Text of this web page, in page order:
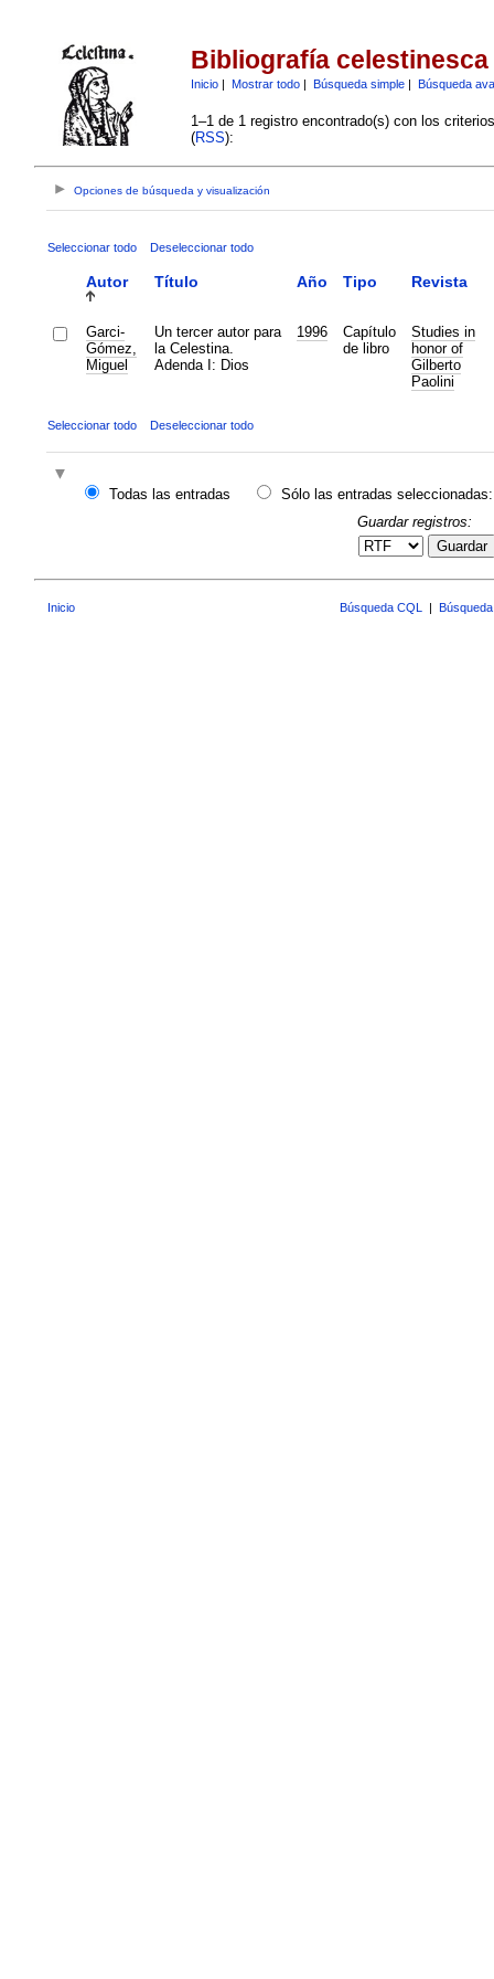
Bibliografía celestinesca
Inicio| Mostrar todo| Búsqueda simple| Búsqueda
1–1 de 1 registro encontrado(s) con los
(RSS):
Opciones de búsqueda y visualización
Seleccionar todo Deseleccionar todo
Autor Título Año Tipo Revista
Garci-
Gómez,
Miguel
Un tercer autor para
la Celestina.
Adenda I: Dios
1996
Capítulo
de libro
Studies in
honor of
Gilberto
Paolini
Seleccionar todo Deseleccionar todo
Todas las entradas
Sólo las entradas seleccionadas:
Guardar registros:
Guardar
Inicio Búsqueda CQL